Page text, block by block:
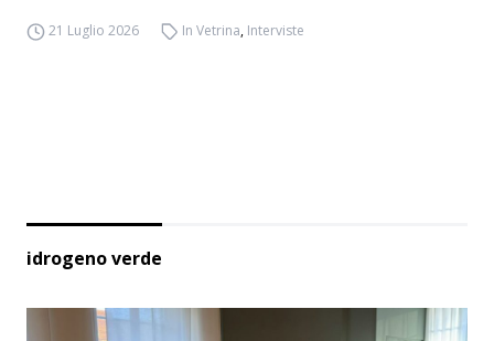
21 Luglio 2026 In Vetrina, Interviste
idrogeno verde